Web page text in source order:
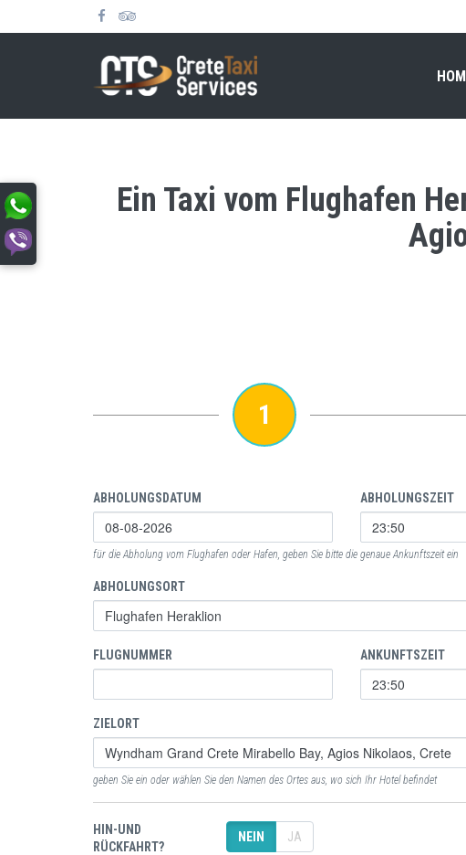
Ein Taxi vom Flughafen
1
ABHOLUNGSDATUM ABHOLUNGSZEIT
für die Abholung vom Flughafen oder Hafen, geben Sie bitte die genaue Ankunftszeit ein
ABHOLUNGSORT
FLUGNUMMER ANKUNFTSZEIT
ZIELORT
geben Sie ein oder wählen Sie den Namen des Ortes aus, wo sich Ihr Hotel befindet
HIN-UND
RÜCKFAHRT?
NEIN JA